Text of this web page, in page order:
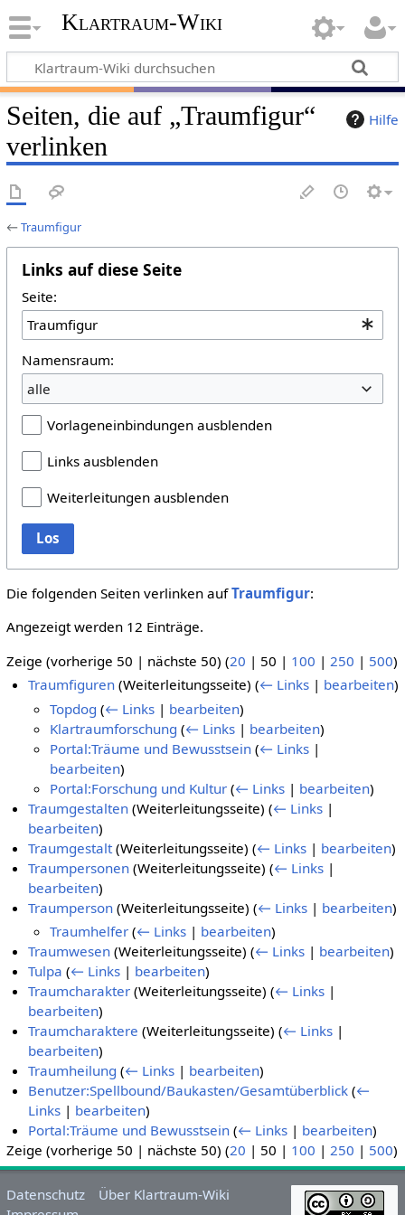
Klartraum-Wiki
Hilfe
Seiten, die auf „Traumfigur“
verlinken
←Traumfigur
Links auf diese Seite
Seite:
Namensraum:
alle
Vorlageneinbindungen ausblenden
Links ausblenden
Weiterleitungen ausblenden
Los
Die folgenden Seiten verlinken aufTraumfigur:
Angezeigt werden 12 Einträge.
Zeige (vorherige 50 | nächste 50) (20 | 50 | 100 | 250 | 500)
Traumfiguren (Weiterleitungsseite)(← Links | bearbeiten)
Topdog (← Links | bearbeiten)
Klartraumforschung (← Links | bearbeiten)
Portal:Träume und Bewusstsein (← Links |
bearbeiten)
Portal:Forschung und Kultur (← Links | bearbeiten)
Traumgestalten (Weiterleitungsseite)(← Links |
bearbeiten)
Traumgestalt (Weiterleitungsseite)(← Links | bearbeiten)
Traumpersonen (Weiterleitungsseite)(← Links |
bearbeiten)
Traumperson (Weiterleitungsseite)(← Links | bearbeiten)
Traumhelfer (← Links | bearbeiten)
Traumwesen (Weiterleitungsseite)(← Links | bearbeiten)
Tulpa (← Links | bearbeiten)
Traumcharakter (Weiterleitungsseite)(← Links |
bearbeiten)
Traumcharaktere (Weiterleitungsseite)(← Links |
bearbeiten)
Traumheilung (← Links | bearbeiten)
Benutzer:Spellbound/Baukasten/Gesamtüberblick (←
Links | bearbeiten)
Portal:Träume und Bewusstsein (← Links | bearbeiten)
Zeige (vorherige 50 | nächste 50) (20 | 50 | 100 | 250 | 500)
Datenschutz
Über Klartraum-Wiki